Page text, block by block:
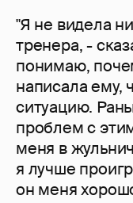
"Я не видела
тренера, -
понимаю,
написала ему,
ситуацию.
проблем с
меня в
я лучше
он меня